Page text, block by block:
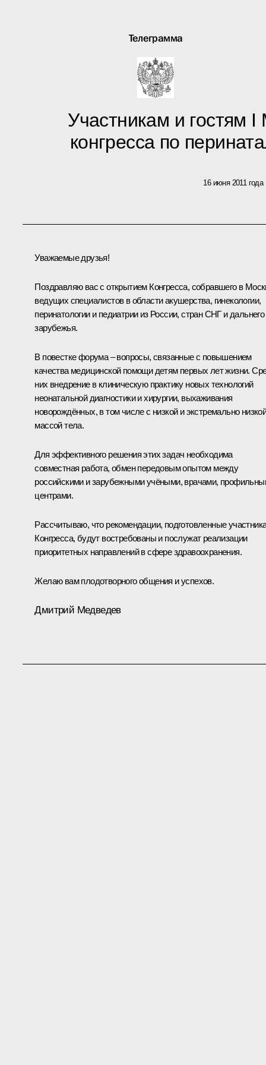
Телеграмма
Участникам и гостям
конгресса по
16 июня 2011 года
Уважаемые друзья!
Поздравляю вас с открытием Конгресса, собравшего в
ведущих специалистов в области акушерства, гинекологии,
перинатологии и педиатрии из России, стран СНГ и дальнего
зарубежья.
В повестке форума – вопросы, связанные с повышением
качества медицинской помощи детям первых лет жизни.
них внедрение в клиническую практику новых технологий
неонатальной диагностики и хирургии, выхаживания
новорождённых, в том числе с низкой и экстремально
массой тела.
Для эффективного решения этих задач необходима
совместная работа, обмен передовым опытом между
российскими и зарубежными учёными, врачами,
центрами.
Рассчитываю, что рекомендации, подготовленные
Конгресса, будут востребованы и послужат реализации
приоритетных направлений в сфере здравоохранения.
Желаю вам плодотворного общения и успехов.
Дмитрий Медведев